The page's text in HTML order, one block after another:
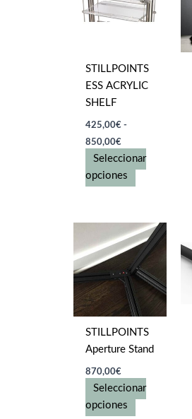
STILLPOINTS
ESS ACRYLIC
SHELF
425,00€ -
850,00€
de
precios:
desde
425,00€
Seleccionar
opciones
múltiples
variantes.
Las
opciones
pueden
elegir
en
página
STILLPOINTS
Aperture Stand
870,00€
Seleccionar
opciones